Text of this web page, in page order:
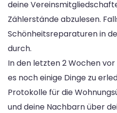
deine
Zählerstände abzulesen.
Schönheitsreparaturen in
durch.
In den letzten 2 Wochen
es noch einige Dinge zu
Protokolle für die
und deine Nachbarn über